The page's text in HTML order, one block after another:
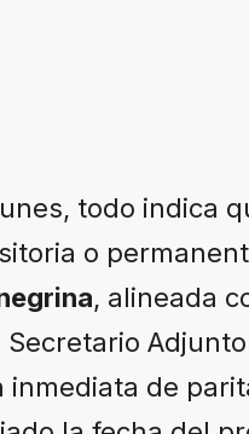
todo indica
o
, alineada
Secretario Adjunto
inmediata de